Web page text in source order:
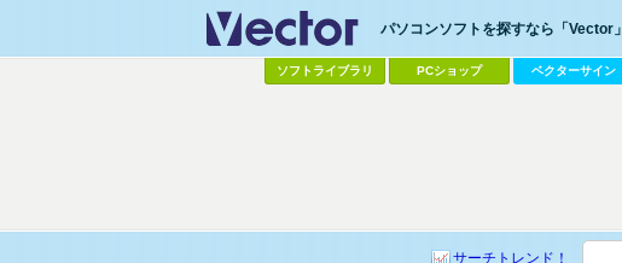
パソコンソフトを探すなら「Vector」
ソフトライブラリ PCショップ ベクターサイン
サーチトレンド！